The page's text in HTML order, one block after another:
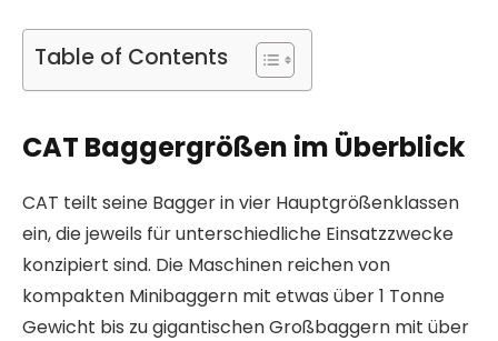
Table of Contents
CAT Baggergrößen im Überblick
CAT teilt seine Bagger in vier Hauptgrößenklassen
ein, die jeweils für unterschiedliche Einsatzzwecke
konzipiert sind. Die Maschinen reichen von
kompakten Mini­baggern mit etwas über 1 Tonne
Gewicht bis zu gigantischen Großbaggern mit über